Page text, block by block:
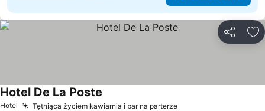
Hotel Tętniąca życiem kawiarnia i bar na parterze
Hotel De La Poste